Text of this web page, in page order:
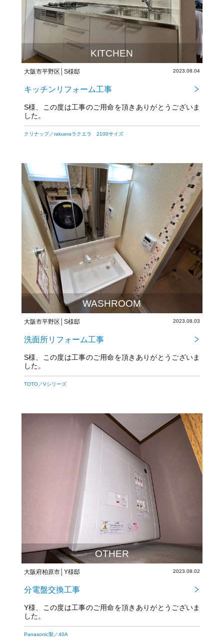
KITCHEN
大阪市平野区│S様邸 2023.08.04
キッチンリフォーム工事
S様、この度は工事のご用命を頂きありがとうございま
した。
今後とも宜しくお願い致します。
クリナップ／rakueraラクエラ 2100サイズ
WASHROOM
大阪市平野区│S様邸 2023.08.03
洗面所リフォーム工事
S様、この度は工事のご用命を頂きありがとうございま
した。
TOTO／Vシリーズ
OTHER
大阪府柏原市│Y様邸 2023.08.02
分電盤交換工事
Y様、この度は工事のご用命を頂きありがとうございま
した。
今後とも宜しくお願い致します！
Panasonic製／40A